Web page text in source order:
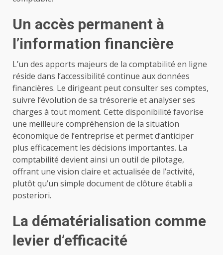
Un accès permanent à
l’information financière
L’un des apports majeurs de la comptabilité en ligne
réside dans l’accessibilité continue aux données
financières. Le dirigeant peut consulter ses comptes,
suivre l’évolution de sa trésorerie et analyser ses
charges à tout moment. Cette disponibilité favorise
une meilleure compréhension de la situation
économique de l’entreprise et permet d’anticiper
plus efficacement les décisions importantes. La
comptabilité devient ainsi un outil de pilotage,
offrant une vision claire et actualisée de l’activité,
plutôt qu’un simple document de clôture établi a
posteriori.
La dématérialisation comme
levier d’efficacité